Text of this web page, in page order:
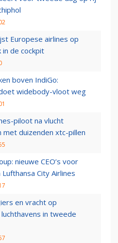
Europese airlines op
in de cockpit
boven IndiGo:
widebody-vloot weg
piloot na vlucht
met duizenden xtc-pillen
nieuwe CEO’s voor
City Airlines
en vracht op
in tweede